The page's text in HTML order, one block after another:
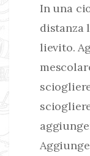
In una
distanza
lievito.